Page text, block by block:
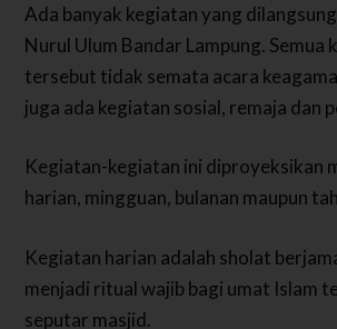
Ada banyak kegiatan yang
Nurul Ulum Bandar Lampung. Semua
tersebut tidak semata acara
juga ada kegiatan sosial, remaja dan
Kegiatan-kegiatan ini diproyeksikan
harian, mingguan, bulanan maupun
Kegiatan harian adalah sholat
menjadi ritual wajib bagi umat Islam
seputar masjid.